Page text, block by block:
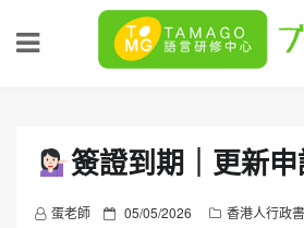
簽證到期｜更新
蛋老師
P 05/05/2026
香港人行政